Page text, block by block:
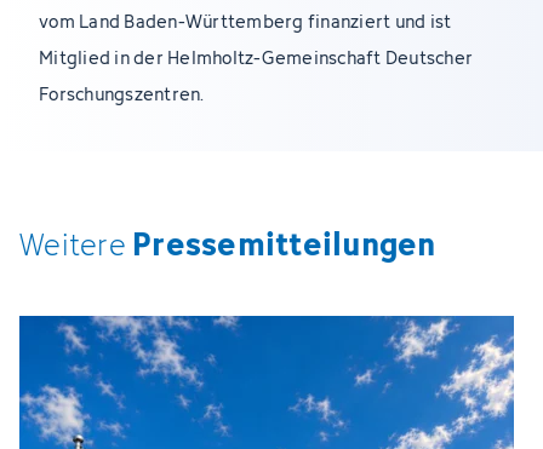
vom Land Baden-Württemberg finanziert und ist
Mitglied in der Helmholtz-Gemeinschaft Deutscher
Forschungszentren.
Weitere Pressemitteilungen